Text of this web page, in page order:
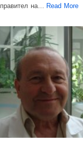
на…
Read More